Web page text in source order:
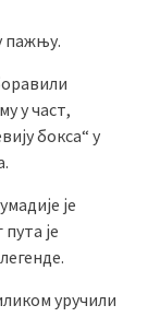
пажњу.
у част,
бокса“ у
је
је
уручили